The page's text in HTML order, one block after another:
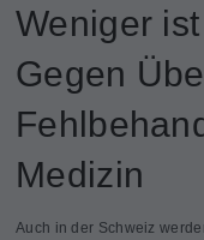
Weniger
Gegen
Medizin
Auch in der Schweiz